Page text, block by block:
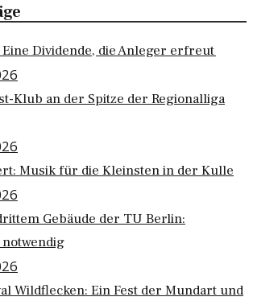
Dividende, die Anleger erfreut
Klub an der Spitze der Regionalliga
Musik für die Kleinsten in der Kulle
Gebäude der TU Berlin:
Wildflecken: Ein Fest der Mundart und